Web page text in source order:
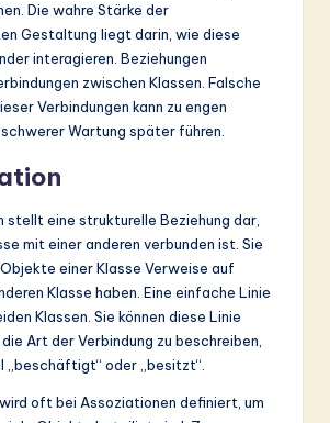
Die wahre Stärke der
Gestaltung liegt darin, wie diese
interagieren. Beziehungen
zwischen Klassen. Falsche
Verbindungen kann zu engen
schwerer Wartung später führen.
stellt eine strukturelle Beziehung dar,
mit einer anderen verbunden ist. Sie
einer Klasse Verweise auf
Klasse haben. Eine einfache Linie
Klassen. Sie können diese Linie
Art der Verbindung zu beschreiben,
„beschäftigt“ oder „besitzt“.
oft bei Assoziationen definiert, um